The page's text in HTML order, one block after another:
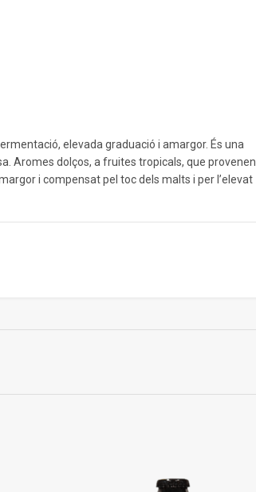
elevada graduació i amargor. És una
Aromes dolços, a fruites tropicals, que provenen
i compensat pel toc dels malts i per l’elevat